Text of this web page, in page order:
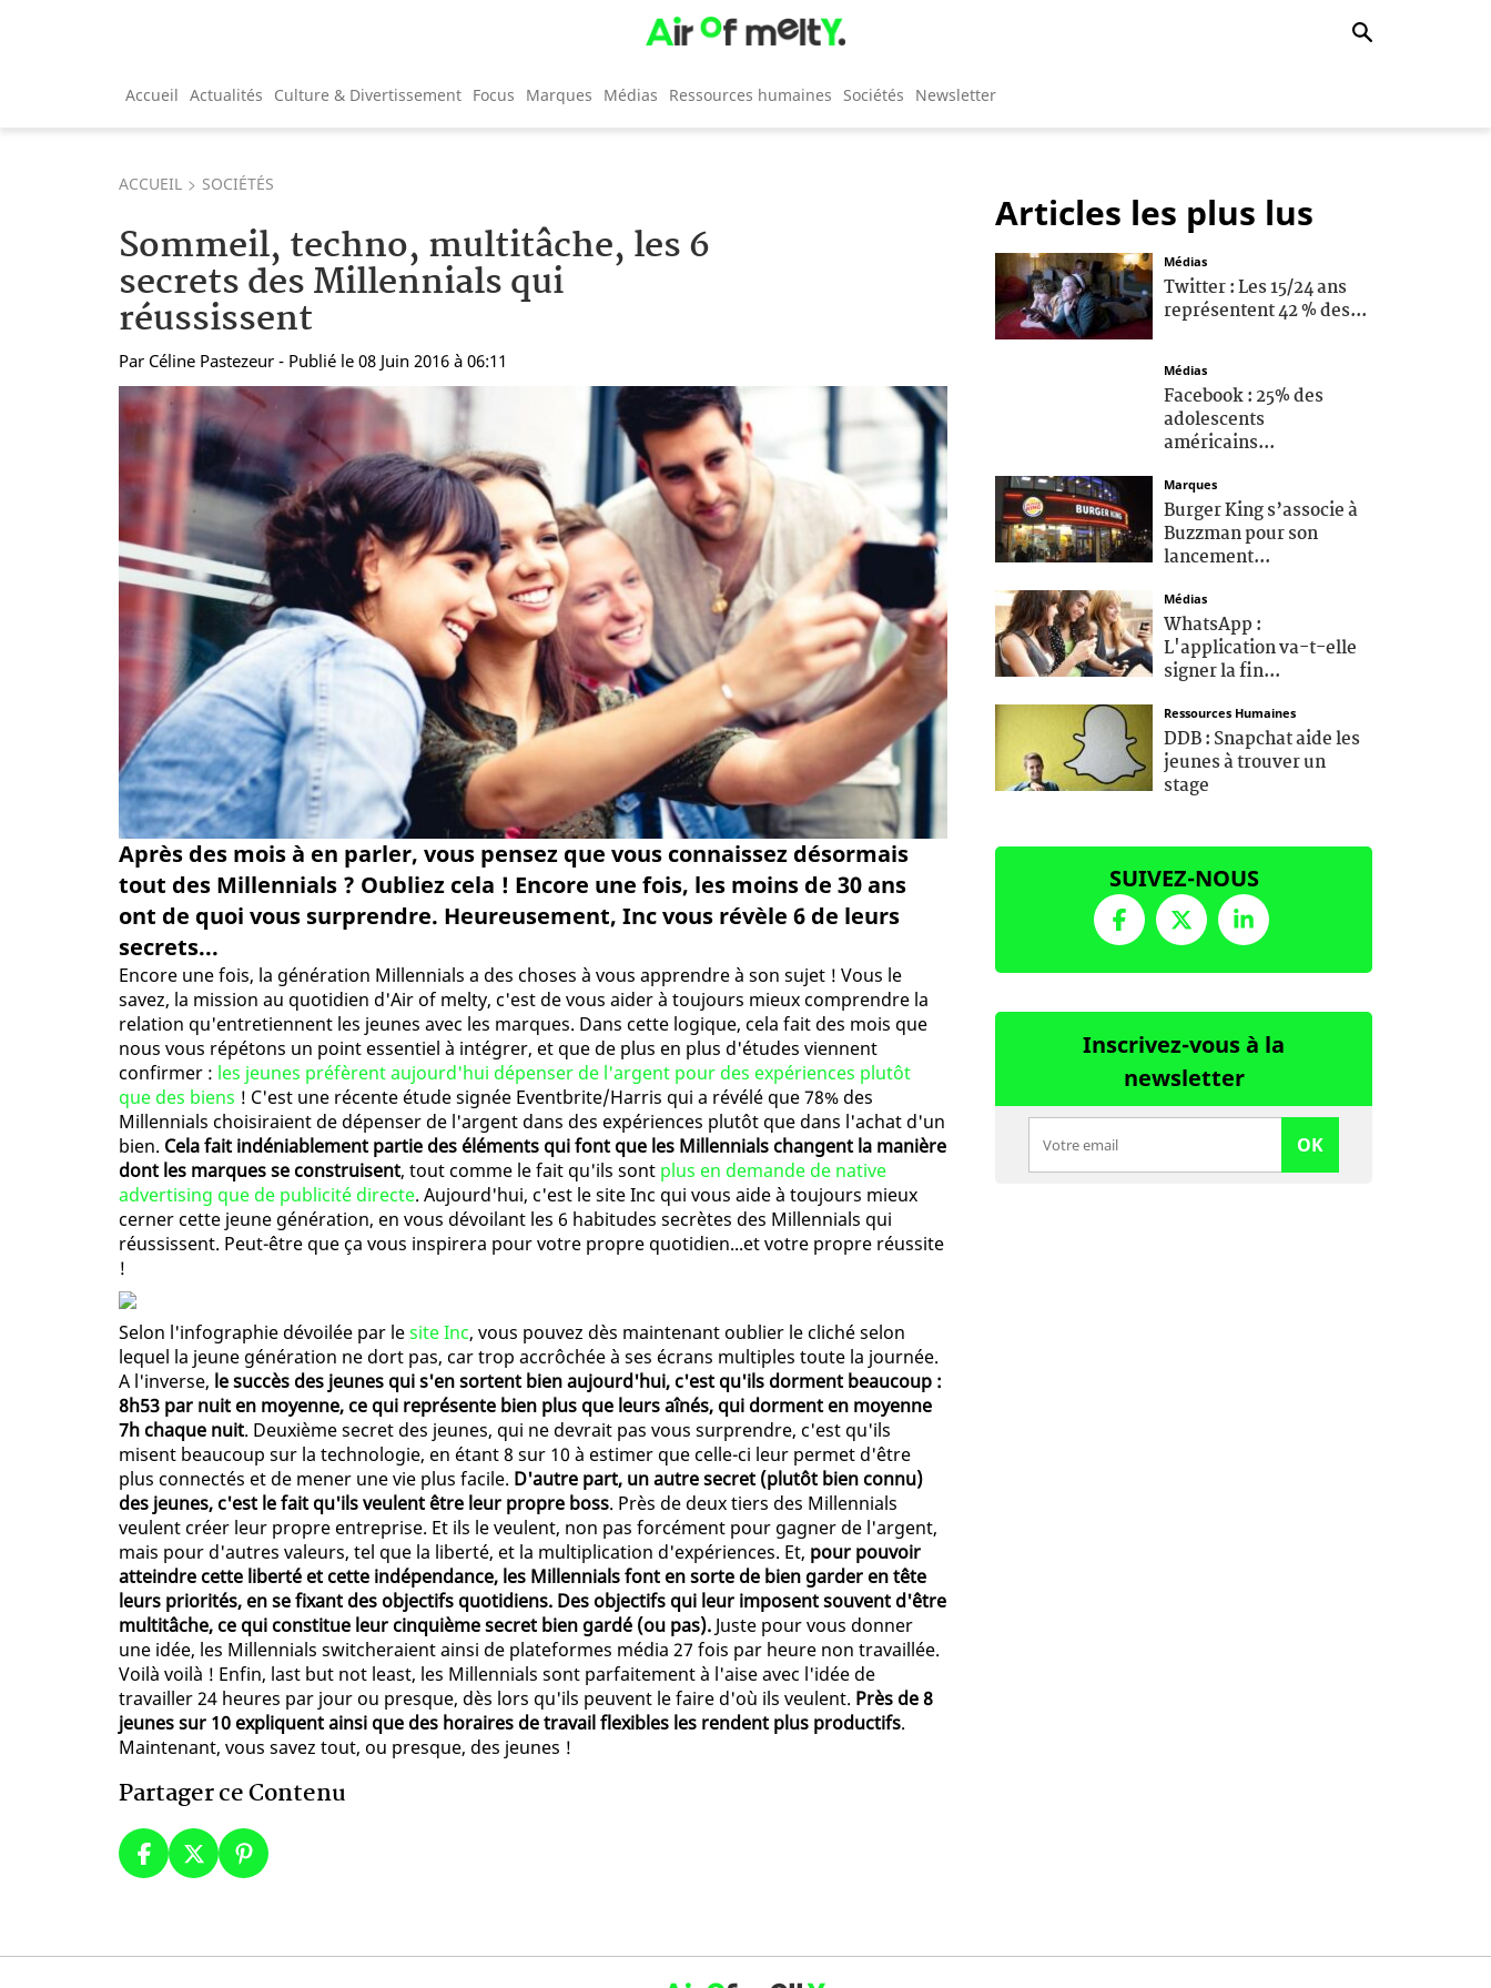
Accueil Actualités Culture & Divertissement Focus Marques Médias Ressources humaines Sociétés Newsletter
ACCUEIL SOCIÉTÉS
Sommeil, techno, multitâche, les 6
secrets des Millennials qui
réussissent
Par Céline Pastezeur - Publié le 08 Juin 2016 à 06:11
Après des mois à en parler, vous pensez que vous connaissez désormais
tout des Millennials ? Oubliez cela ! Encore une fois, les moins de 30 ans
ont de quoi vous surprendre. Heureusement, Inc vous révèle 6 de leurs
secrets...
Encore une fois, la génération Millennials a des choses à vous apprendre à son sujet ! Vous le
savez, la mission au quotidien d'Air of melty, c'est de vous aider à toujours mieux comprendre la
relation qu'entretiennent les jeunes avec les marques. Dans cette logique, cela fait des mois que
nous vous répétons un point essentiel à intégrer, et que de plus en plus d'études viennent
confirmer : les jeunes préfèrent aujourd'hui dépenser de l'argent pour des expériences plutôt
que des biens ! C'est une récente étude signée Eventbrite/Harris qui a révélé que 78% des
Millennials choisiraient de dépenser de l'argent dans des expériences plutôt que dans l'achat d'un
bien. Cela fait indéniablement partie des éléments qui font que les Millennials changent la manière
dont les marques se construisent, tout comme le fait qu'ils sont plus en demande de native
advertising que de publicité directe. Aujourd'hui, c'est le site Inc qui vous aide à toujours mieux
cerner cette jeune génération, en vous dévoilant les 6 habitudes secrètes des Millennials qui
réussissent. Peut-être que ça vous inspirera pour votre propre quotidien...et votre propre réussite
!
Selon l'infographie dévoilée par lesite Inc, vous pouvez dès maintenant oublier le cliché selon
lequel la jeune génération ne dort pas, car trop accrôchée à ses écrans multiples toute la journée.
A l'inverse, le succès des jeunes qui s'en sortent bien aujourd'hui, c'est qu'ils dorment beaucoup :
8h53 par nuit en moyenne, ce qui représente bien plus que leurs aînés, qui dorment en moyenne
7h chaque nuit. Deuxième secret des jeunes, qui ne devrait pas vous surprendre, c'est qu'ils
misent beaucoup sur la technologie, en étant 8 sur 10 à estimer que celle-ci leur permet d'être
plus connectés et de mener une vie plus facile. D'autre part, un autre secret (plutôt bien connu)
des jeunes, c'est le fait qu'ils veulent être leur propre boss. Près de deux tiers des Millennials
veulent créer leur propre entreprise. Et ils le veulent, non pas forcément pour gagner de l'argent,
mais pour d'autres valeurs, tel que la liberté, et la multiplication d'expériences. Et, pour pouvoir
atteindre cette liberté et cette indépendance, les Millennials font en sorte de bien garder en tête
leurs priorités, en se fixant des objectifs quotidiens. Des objectifs qui leur imposent souvent d'être
multitâche, ce qui constitue leur cinquième secret bien gardé (ou pas). Juste pour vous donner
une idée, les Millennials switcheraient ainsi de plateformes média 27 fois par heure non travaillée.
Voilà voilà ! Enfin, last but not least, les Millennials sont parfaitement à l'aise avec l'idée de
travailler 24 heures par jour ou presque, dès lors qu'ils peuvent le faire d'où ils veulent. Près de 8
jeunes sur 10 expliquent ainsi que des horaires de travail flexibles les rendent plus productifs.
Maintenant, vous savez tout, ou presque, des jeunes !
Partager ce Contenu
Articles les plus lus
Médias
Twitter : Les 15/24 ans
représentent 42 % des...
Médias
Facebook : 25% des
adolescents
américains...
Marques
Burger King s’associe à
Buzzman pour son
lancement...
Médias
WhatsApp :
L'application va-t-elle
signer la fin...
Ressources Humaines
DDB : Snapchat aide les
jeunes à trouver un
stage
SUIVEZ-NOUS
Inscrivez-vous à la
newsletter
OK